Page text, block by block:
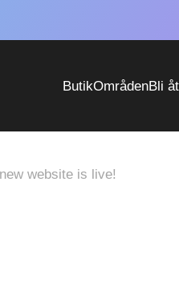
ButikOmrådenBli
website is live!